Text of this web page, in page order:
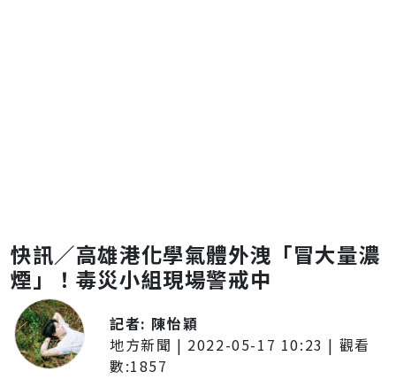
快訊／高雄港化學氣體外洩「冒大量濃
煙」！毒災小組現場警戒中
記者: 陳怡穎
地方新聞 | 2022-05-17 10:23 | 觀看
數:1857